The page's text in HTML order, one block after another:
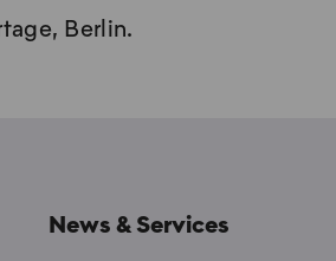
Berlin.
News & Services